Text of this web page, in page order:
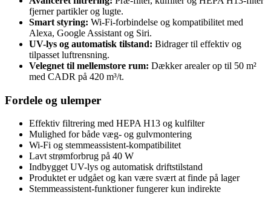
fjerner partikler og lugte.
Smart styring: Wi-Fi-forbindelse og kompatibilitet med
Alexa, Google Assistant og Siri.
UV-lys og automatisk tilstand: Bidrager til effektiv og
tilpasset luftrensning.
Velegnet til mellemstore rum: Dækker arealer op til 50 m²
med CADR på 420 m³/t.
Fordele og ulemper
Effektiv filtrering med HEPA H13 og kulfilter
Mulighed for både væg- og gulvmontering
Wi-Fi og stemmeassistent-kompatibilitet
Lavt strømforbrug på 40 W
Indbygget UV-lys og automatisk driftstilstand
Produktet er udgået og kan være svært at finde på lager
Stemmeassistent-funktioner fungerer kun indirekte